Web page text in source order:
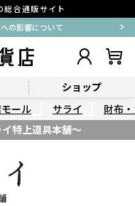
合通販サイト
の影響について
ショップ
ール サライ
財布
特上道具本舗～